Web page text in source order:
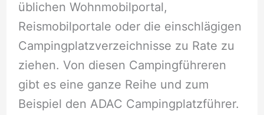
üblichen Wohnmobilportal,
Reismobilportale oder die einschlägigen
Campingplatzverzeichnisse zu Rate zu
ziehen. Von diesen Campingführeren
gibt es eine ganze Reihe und zum
Beispiel den ADAC Campingplatzführer.